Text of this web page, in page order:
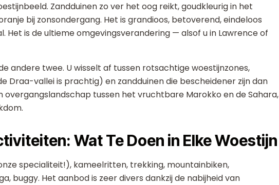
Zandduinen zo ver het oog reikt, goudkleurig in het
bij zonsondergang. Het is grandioos, betoverend, eindeloos
Het is de ultieme omgevingsverandering — alsof u in Lawrence of
andere twee. U wisselt af tussen rotsachtige woestijnzones,
Draa-vallei is prachtig) en zandduinen die bescheidener zijn dan
overgangslandschap tussen het vruchtbare Marokko en de Sahara,
Wat Te Doen in Elke Woestijn
specialiteit!), kameelritten, trekking, mountainbiken,
buggy. Het aanbod is zeer divers dankzij de nabijheid van